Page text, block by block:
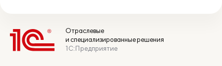
Отраслевые
и специализированные решения
1С:Предприятие